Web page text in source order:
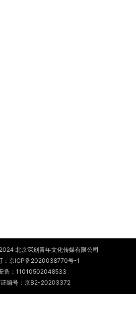
北京深刻青年文化传媒有限公司
京ICP备2020038770号-1
备： 11010502048533
编号：京B2-20203372